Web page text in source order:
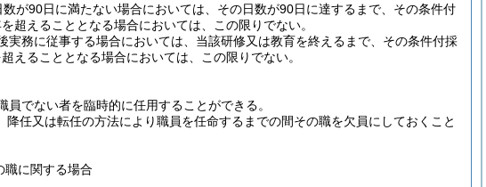
が90日に満たない場合においては、その日数が90日に達するまで、その条件付
超えることとなる場合においては、この限りでない。
務に従事する場合においては、当該研修又は教育を終えるまで、その条件付採
えることとなる場合においては、この限りでない。
でない者を臨時的に任用することができる。
任又は転任の方法により職員を任命するまでの間その職を欠員にしておくこと
職に関する場合